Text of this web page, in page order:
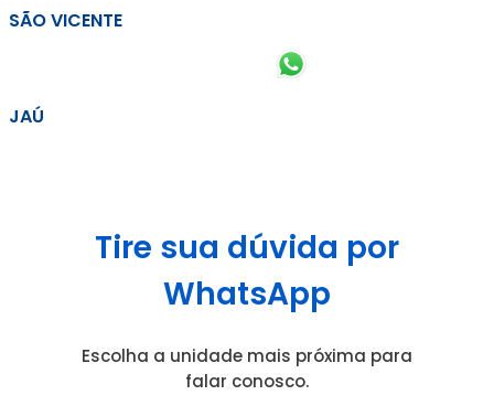
SÃO VICENTE
JAÚ
Tire sua dúvida por
WhatsApp
Escolha a unidade mais próxima para
falar conosco.